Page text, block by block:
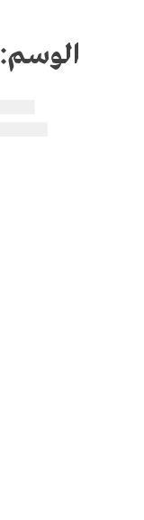
الوسم: